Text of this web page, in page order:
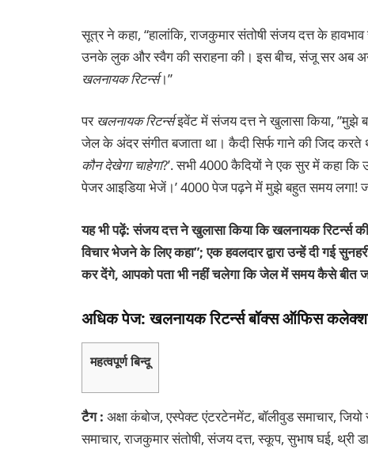
सूत्र ने कहा, “हालांकि, राजकुमार संतोषी संजय दत्त के
उनके लुक और स्वैग की सराहना की। इस बीच, संजू सर अब अन्य
खलनायक रिटर्न्स।”
पर खलनायक रिटर्न्सइवेंट में संजय दत्त ने खुलासा किया, ”मुझे
जेल के अंदर संगीत बजाता था। कैदी सिर्फ गाने की जिद करते
कौन देखेगा चाहेगा?’. सभी 4000 कैदियों ने एक सुर में कहा
पेजर आइडिया भेजें।’ 4000 पेज पढ़ने में मुझे बहुत समय लगा!
यह भी पढ़ें: संजय दत्त ने खुलासा किया कि खलनायक
विचार भेजने के लिए कहा”; एक हवलदार द्वारा उन्हें दी गई
कर देंगे, आपको पता भी नहीं चलेगा कि जेल में समय कैसे बीत
अधिक पेज: खलनायक रिटर्न्स बॉक्स ऑफिस
महत्वपूर्ण बिन्दू
टैग : अक्षा कंबोज, एस्पेक्ट एंटरटेनमेंट, बॉलीवुड समाचार,
समाचार, राजकुमार संतोषी, संजय दत्त, स्कूप, सुभाष घई, थ्री